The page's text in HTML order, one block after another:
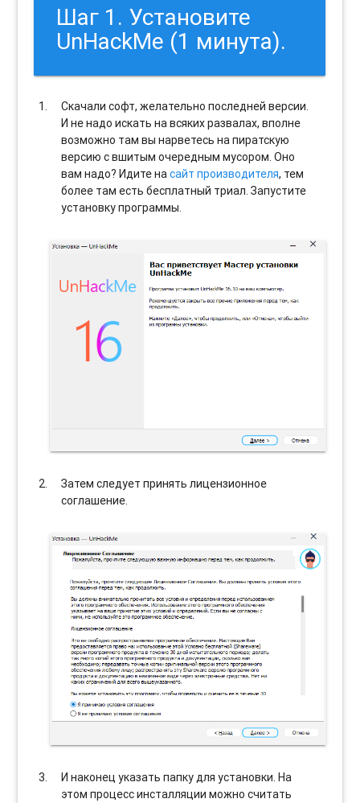
Шаг 1. Установите
UnHackMe (1 минута).
Скачали софт, желательно последней версии.
И не надо искать на всяких развалах, вполне
возможно там вы нарветесь на пиратскую
версию с вшитым очередным мусором. Оно
вам надо? Идите насайт производителя, тем
более там есть бесплатный триал. Запустите
установку программы.
Затем следует принять лицензионное
соглашение.
И наконец указать папку для установки. На
этом процесс инсталляции можно считать